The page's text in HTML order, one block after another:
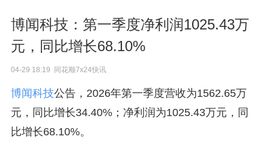
博闻科技：第一季度净利润1025.43万
元，同比增长68.10%
04-29 18:19 同花顺7x24快讯
博闻科技公告，2026年第一季度营收为1562.65万
元，同比增长34.40%；净利润为1025.43万元，同
比增长68.10%。